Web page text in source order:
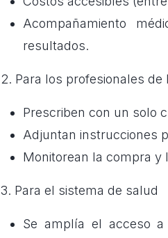
Acompañamiento
resultados.
2. Para los profesionales de
Prescriben con un solo
Adjuntan instrucciones
Monitorean la compra y
3. Para el sistema de salud
Se amplía el acceso